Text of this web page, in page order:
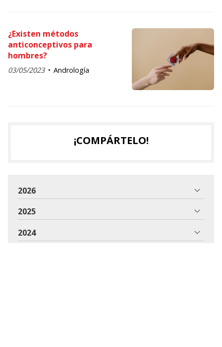
¿Existen métodos
anticonceptivos para
hombres?
03/05/2023 Andrología
¡COMPÁRTELO!
2026
2025
2024